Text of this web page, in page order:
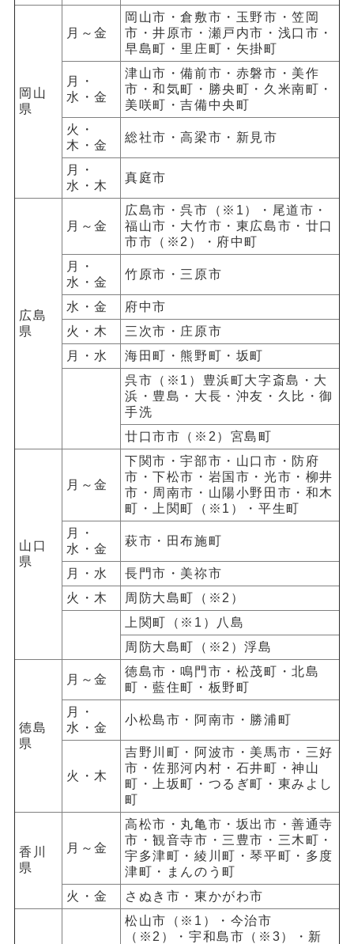
岡山
県
月～金
岡山市・倉敷市・玉野市・笠岡
市・井原市・瀬戸内市・浅口市・
早島町・里庄町・矢掛町
月・
水・金
津山市・備前市・赤磐市・美作
市・和気町・勝央町・久米南町・
美咲町・吉備中央町
火・
木・金
総社市・高梁市・新見市
月・
水・木
真庭市
広島
県
月～金
広島市・呉市（※1）・尾道市・
福山市・大竹市・東広島市・廿口
市市（※2）・府中町
月・
水・金
竹原市・三原市
水・金
府中市
火・木
三次市・庄原市
月・水
海田町・熊野町・坂町
呉市（※1）豊浜町大字斎島・大
浜・豊島・大長・沖友・久比・御
手洗
廿口市市（※2）宮島町
山口
県
月～金
下関市・宇部市・山口市・防府
市・下松市・岩国市・光市・柳井
市・周南市・山陽小野田市・和木
町・上関町（※1）・平生町
月・
水・金
萩市・田布施町
月・水
長門市・美祢市
火・木
周防大島町（※2）
上関町（※1）八島
周防大島町（※2）浮島
徳島
県
月～金
徳島市・鳴門市・松茂町・北島
町・藍住町・板野町
月・
水・金
小松島市・阿南市・勝浦町
火・木
吉野川町・阿波市・美馬市・三好
市・佐那河内村・石井町・神山
町・上坂町・つるぎ町・東みよし
町
香川
県
月～金
高松市・丸亀市・坂出市・善通寺
市・観音寺市・三豊市・三木町・
宇多津町・綾川町・琴平町・多度
津町・まんのう町
火・金
さぬき市・東かがわ市
松山市（※1）・今治市
（※2）・宇和島市（※3）・新